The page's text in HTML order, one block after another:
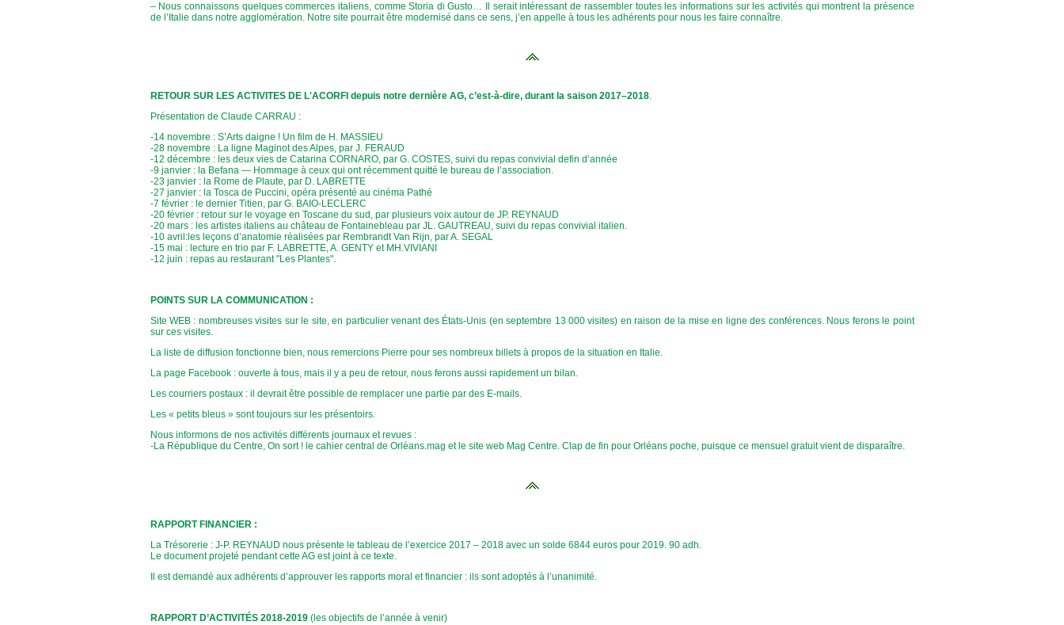
– Nous connaissons quelques commerces italiens, comme Storia di Gusto… Il serait intéressant de rassembler toutes les informations sur les activités qui montrent la présence
de l’Italie dans notre agglomération. Notre site pourrait être modernisé dans ce sens, j’en appelle à tous les adhérents pour nous les faire connaître.
RETOUR SUR LES ACTIVITES DE L'ACORFI depuis notre dernière AG, c’est-à-dire, durant la saison 2017–2018.
Présentation de Claude CARRAU :
-14 novembre : S’Arts daigne ! Un film de H. MASSIEU
-28 novembre : La ligne Maginot des Alpes, par J. FERAUD
-12 décembre : les deux vies de Catarina CORNARO, par G. COSTES, suivi du repas convivial defin d’année
-9 janvier : la Befana — Hommage à ceux qui ont récemment quitté le bureau de l’association.
-23 janvier : la Rome de Plaute, par D. LABRETTE
-27 janvier : la Tosca de Puccini, opéra présenté au cinéma Pathé
-7 février : le dernier Titien, par G. BAIO-LECLERC
-20 février : retour sur le voyage en Toscane du sud, par plusieurs voix autour de JP. REYNAUD
-20 mars : les artistes italiens au château de Fontainebleau par JL. GAUTREAU, suivi du repas convivial italien.
-10 avril:les leçons d’anatomie réalisées par Rembrandt Van Rijn, par A. SEGAL
-15 mai : lecture en trio par F. LABRETTE, A. GENTY et MH.VIVIANI
-12 juin : repas au restaurant "Les Plantes".
POINTS SUR LA COMMUNICATION :
Site WEB : nombreuses visites sur le site, en particulier venant des États-Unis (en septembre 13 000 visites) en raison de la mise en ligne des conférences. Nous ferons le point
sur ces visites.
La liste de diffusion fonctionne bien, nous remercions Pierre pour ses nombreux billets à propos de la situation en Italie.
La page Facebook : ouverte à tous, mais il y a peu de retour, nous ferons aussi rapidement un bilan.
Les courriers postaux : il devrait être possible de remplacer une partie par des E-mails.
Les « petits bleus » sont toujours sur les présentoirs.
Nous informons de nos activités différents journaux et revues :
-La République du Centre, On sort ! le cahier central de Orléans.mag et le site web Mag Centre. Clap de fin pour Orléans poche, puisque ce mensuel gratuit vient de disparaître.
RAPPORT FINANCIER :
La Trésorerie : J-P. REYNAUD nous présente le tableau de l’exercice 2017 – 2018 avec un solde 6844 euros pour 2019. 90 adh.
Le document projeté pendant cette AG est joint à ce texte.
Il est demandé aux adhérents d’approuver les rapports moral et financier : ils sont adoptés à l’unanimité.
RAPPORT D’ACTIVITÉS 2018-2019(les objectifs de l’année à venir)